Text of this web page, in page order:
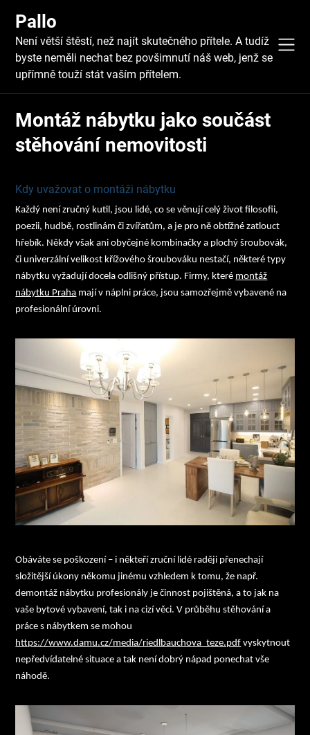
content
Pallo
Není větší štěstí, než najít skutečného přítele. A tudíž
byste neměli nechat bez povšimnutí náš web, jenž se
upřímně touží stát vaším přítelem.
Montáž nábytku jako součást
stěhování nemovitosti
Kdy uvažovat o montáži nábytku
Každý není zručný kutil, jsou lidé, co se věnují celý život filosofii,
poezii, hudbě, rostlinám či zvířatům, a je pro ně obtížné zatlouct
hřebík. Někdy však ani obyčejné kombinačky a plochý šroubovák,
či univerzální velikost křížového šroubováku nestačí, některé typy
nábytku vyžadují docela odlišný přístup. Firmy, které montáž
nábytku Praha mají v náplni práce, jsou samozřejmě vybavené na
profesionální úrovni.
Obáváte se poškození – i někteří zruční lidé raději přenechají
složitější úkony někomu jinému vzhledem k tomu, že např.
demontáž nábytku profesionály je činnost pojištěná, a to jak na
vaše bytové vybavení, tak i na cizí věci. V průběhu stěhování a
práce s nábytkem se mohou
https://www.damu.cz/media/riedlbauchova_teze.pdf vyskytnout
nepředvídatelné situace a tak není dobrý nápad ponechat vše
náhodě.